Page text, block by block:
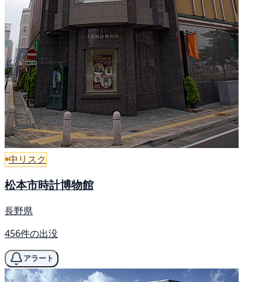
中リスク
松本市時計博物館
長野県
456件の出没
アラート